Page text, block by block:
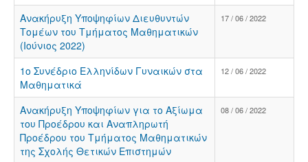
Ανακήρυξη Υποψηφίων Διευθυντών
Τομέων του Τμήματος Μαθηματικών
(Ιούνιος 2022)
17 / 06 / 2022
1ο Συνέδριο Ελληνίδων Γυναικών στα
Μαθηματικά
12 / 06 / 2022
Ανακήρυξη Υποψηφίων για το Αξίωμα
του Προέδρου και Αναπληρωτή
Προέδρου του Τμήματος Μαθηματικών
της Σχολής Θετικών Επιστημών
08 / 06 / 2022